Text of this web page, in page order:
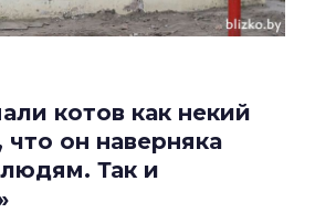
котов как некий
он наверняка
Так и